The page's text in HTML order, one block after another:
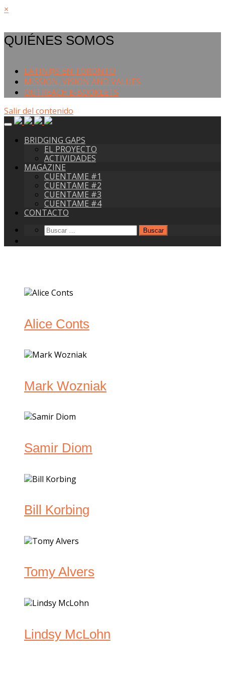
×
QUIÉNES SOMOS
LATIN@S EN TORONTO
MISSION, VISION AND VALUES
OUTREACH E-BOOKLETS
Salir del contenido
BRIDGING GAPS
EL PROYECTO
ACTIVIDADES
MAGAZINE
CUENTAME #1
CUENTAME #2
CUENTAME #3
CUENTAME #4
CONTACTO
Alice Conts
Mark Wozniak
Samir Diom
Bill Korbing
Tomy Alvers
Lindsy McLohn